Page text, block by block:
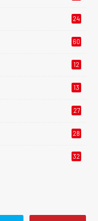
24
60
12
13
27
28
32